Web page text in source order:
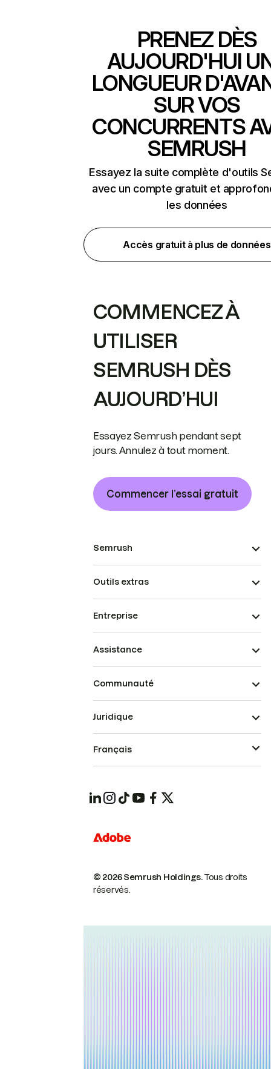
PRENEZ DÈS
AUJOURD'HUI
LONGUEUR
SUR VOS
CONCURRENTS
SEMRUSH
Essayez la suite complète d'outils
avec un compte gratuit et
les données
Accès gratuit à plus de données
COMMENCEZ À
UTILISER
SEMRUSH DÈS
AUJOURD’HUI
Essayez Semrush pendant sept
jours. Annulez à tout moment.
Commencer l’essai gratuit
Semrush
Outils extras
Entreprise
Assistance
Communauté
© 2026 Semrush Holdings.Tous droits
réservés.
Juridique
Français